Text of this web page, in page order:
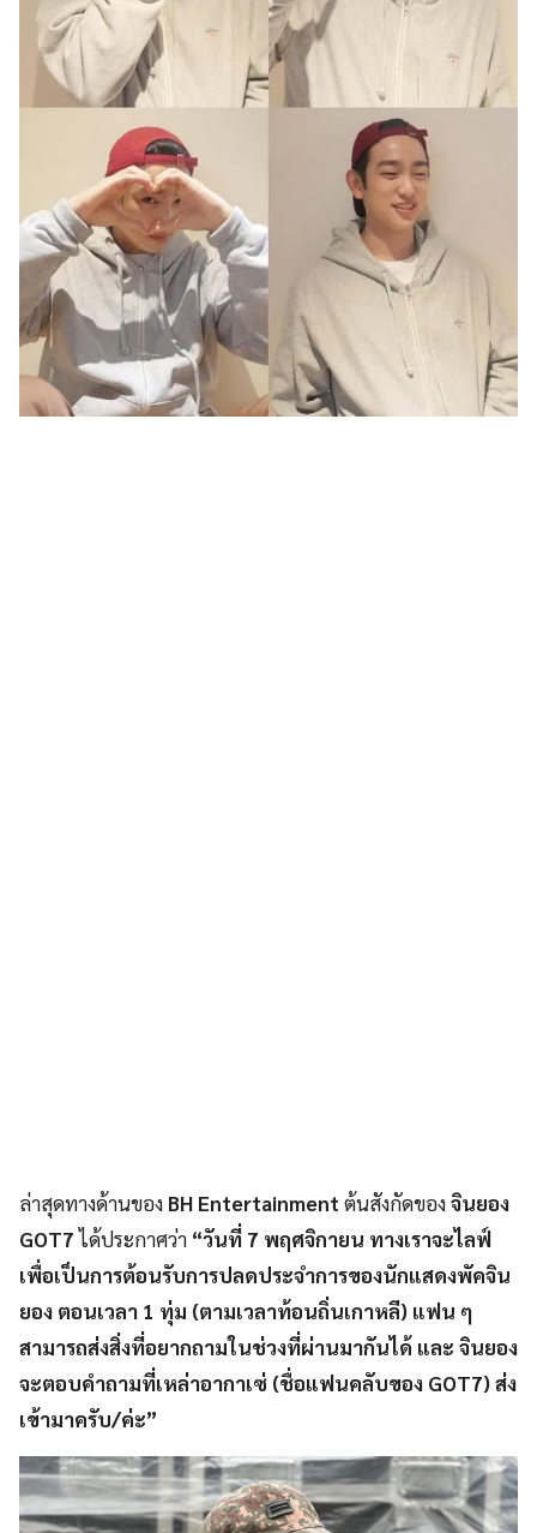
ล่าสุดทางด้านของ BH Entertainment ต้นสังกัดของจินยอง
GOT7ได้ประกาศว่า “วันที่ 7 พฤศจิกายน ทางเราจะไลฟ์
เพื่อเป็นการต้อนรับการปลดประจำการของนักแสดงพัคจิน
ยอง ตอนเวลา 1 ทุ่ม (ตามเวลาท้อนถิ่นเกาหลี) แฟน ๆ
สามารถส่งสิ่งที่อยากถามในช่วงที่ผ่านมากันได้ และ จินยอง
จะตอบคำถามที่เหล่าอากาเซ่ (ชื่อแฟนคลับของ GOT7) ส่ง
เข้ามาครับ/ค่ะ”